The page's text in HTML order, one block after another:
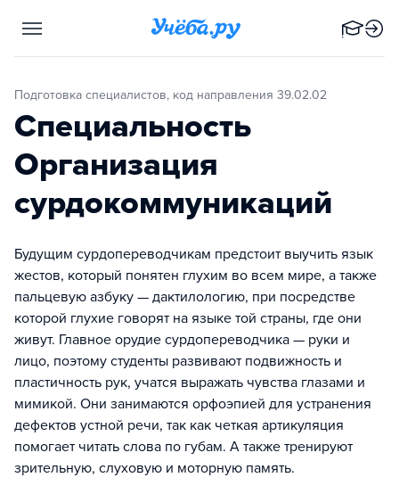
Подготовка специалистов, код направления 39.02.02
Специальность
Организация
сурдокоммуникаций
Будущим сурдопереводчикам предстоит выучить язык
жестов, который понятен глухим во всем мире, а также
пальцевую азбуку — дактилологию, при посредстве
которой глухие говорят на языке той страны, где они
живут. Главное орудие сурдопереводчика — руки и
лицо, поэтому студенты развивают подвижность и
пластичность рук, учатся выражать чувства глазами и
мимикой. Они занимаются орфоэпией для устранения
дефектов устной речи, так как четкая артикуляция
помогает читать слова по губам. А также тренируют
зрительную, слуховую и моторную память.